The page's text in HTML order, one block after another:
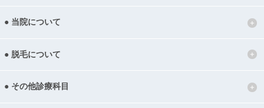
当院について
脱毛について
その他診療科目